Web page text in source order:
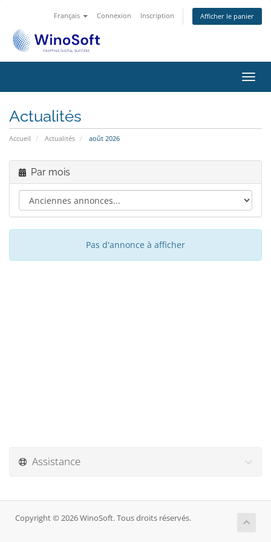
Français Connexion Inscription Afficher le panier
la
Actualités
Accueil Actualités août 2026
Par mois
Pas d'annonce à afficher
Assistance
Copyright © 2026 WinoSoft. Tous droits réservés.